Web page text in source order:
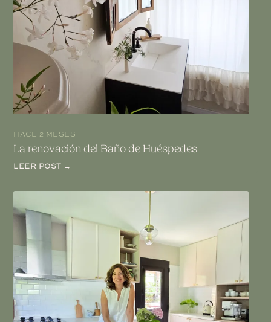
HACE 2 MESES
La renovación del Baño de Huéspedes
LEER POST →